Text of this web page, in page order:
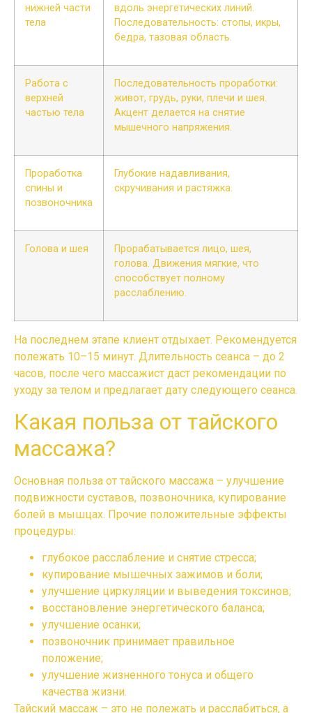
нижней части
тела
вдоль энергетических линий.
Последовательность: стопы, икры,
бедра, тазовая область.
Работа с
верхней
частью тела
Последовательность проработки:
живот, грудь, руки, плечи и шея.
Акцент делается на снятие
мышечного напряжения.
Проработка
спины и
позвоночника
Глубокие надавливания,
скручивания и растяжка.
Голова и шея
Прорабатывается лицо, шея,
голова. Движения мягкие, что
способствует полному
расслаблению.
На последнем этапе клиент отдыхает. Рекомендуется
полежать 10–15 минут. Длительность сеанса – до 2
часов, после чего массажист даст рекомендации по
уходу за телом и предлагает дату следующего сеанса.
Какая польза от тайского
массажа?
Основная польза от тайского массажа – улучшение
подвижности суставов, позвоночника, купирование
болей в мышцах. Прочие положительные эффекты
процедуры:
глубокое расслабление и снятие стресса;
купирование мышечных зажимов и боли;
улучшение циркуляции и выведения токсинов;
восстановление энергетического баланса;
улучшение осанки;
позвоночник принимает правильное
положение;
улучшение жизненного тонуса и общего
качества жизни.
Тайский массаж – это не полежать и расслабиться, а